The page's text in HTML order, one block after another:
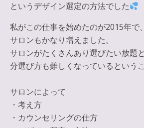
というデザイン選定の方法でした
私がこの仕事を始めたのが2015年で
サロンもかなり増えました。
サロンがたくさんあり選びたい放題
分選び方も難しくなっているというこ
サロンによって
・考え方
・カウンセリングの仕方